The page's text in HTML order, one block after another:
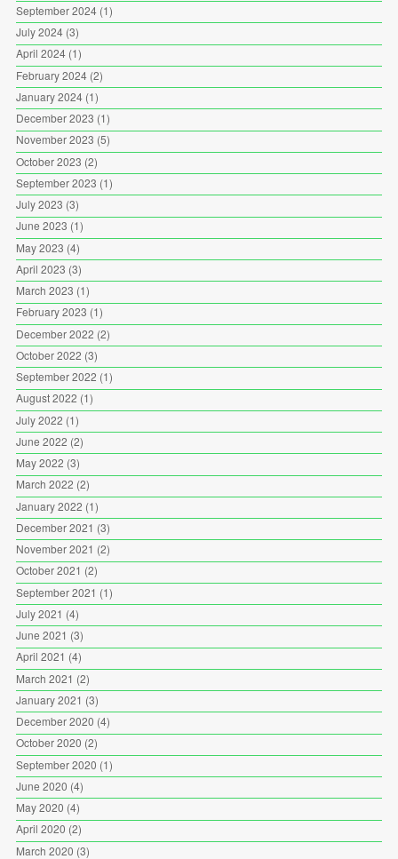
September 2024(1)
July 2024(3)
April 2024(1)
February 2024(2)
January 2024(1)
December 2023 (1)
November 2023 (5)
October 2023 (2)
September 2023 (1)
July 2023 (3)
June 2023 (1)
May 2023 (4)
April 2023 (3)
March 2023 (1)
February 2023 (1)
December 2022 (2)
October 2022 (3)
September 2022 (1)
August 2022 (1)
July 2022 (1)
June 2022 (2)
May 2022 (3)
March 2022 (2)
January 2022 (1)
December 2021 (3)
November 2021 (2)
October 2021 (2)
September 2021 (1)
July 2021 (4)
June 2021 (3)
April 2021 (4)
March 2021 (2)
January 2021 (3)
December 2020 (4)
October 2020 (2)
September 2020 (1)
June 2020 (4)
May 2020 (4)
April 2020 (2)
March 2020 (3)